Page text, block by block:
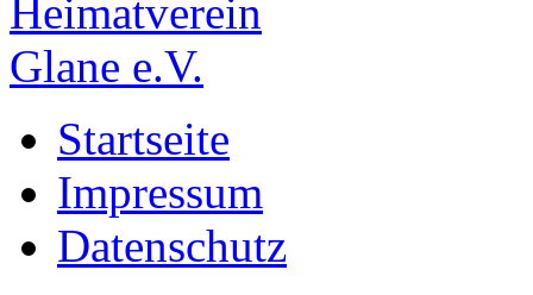
Startseite
Impressum
Datenschutz